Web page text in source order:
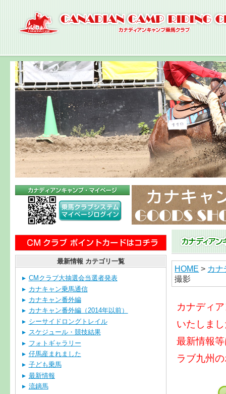
HOME > カ
撮影
カナディ
いたしま
最新情報
ラブ九州
最新情報 カテゴリ一覧
CMクラブ大抽選会当選者発表
カナキャン乗馬通信
カナキャン番外編
カナキャン番外編（2014年以前）
シーサイドロングトレイル
スケジュール・競技結果
フォトギャラリー
仔馬産まれました
子ども乗馬
最新情報
流鏑馬